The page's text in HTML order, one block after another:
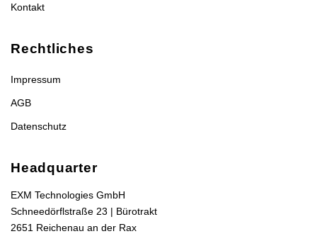
Kontakt
Rechtliches
Impressum
AGB
Datenschutz
Headquarter
EXM Technologies GmbH
Schneedörflstraße 23 | Bürotrakt
2651 Reichenau an der Rax